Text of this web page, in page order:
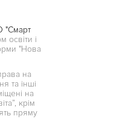
"Смарт
освіти і
"Нова
на
та інші
на
крім
пряму